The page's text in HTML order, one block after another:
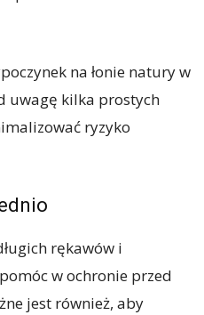
na łonie natury w
uwagę kilka prostych
ryzyko
rękawów i
w ochronie przed
jest również, aby